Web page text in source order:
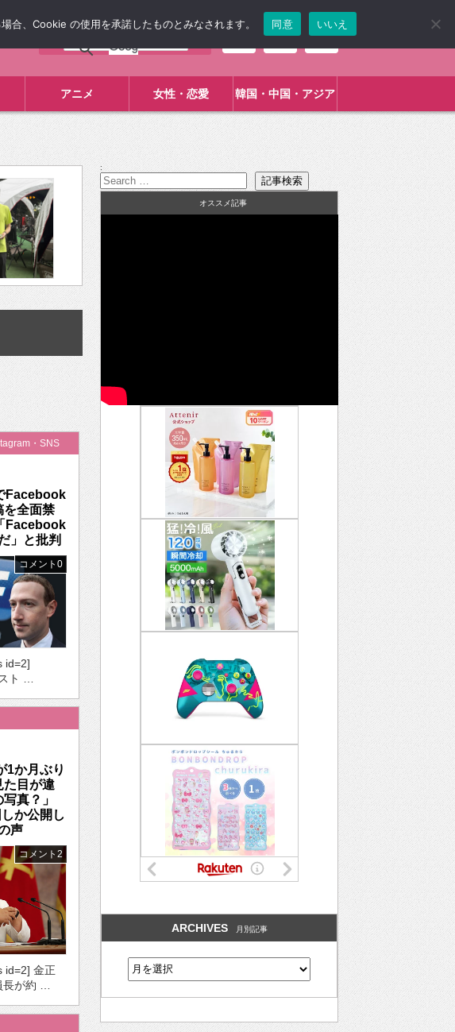
アニメ 女性・恋愛 韓国・中国・アジア
・SNS
Facebook
を全面禁
Facebook
」と批判
コメント0
id=2]
ト …
1か月ぶり
た目が違
真？」
か公開し
声
コメント2
id=2] 金正
が約 …
:
オススメ記事
ARCHIVES 月別記事
合、Cookie の使用を承諾したものとみなされます。 同意 いいえ